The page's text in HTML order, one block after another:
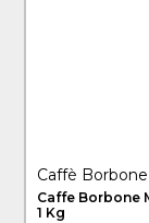
Caffè Borbone
Caffe Borbone
1 Kg